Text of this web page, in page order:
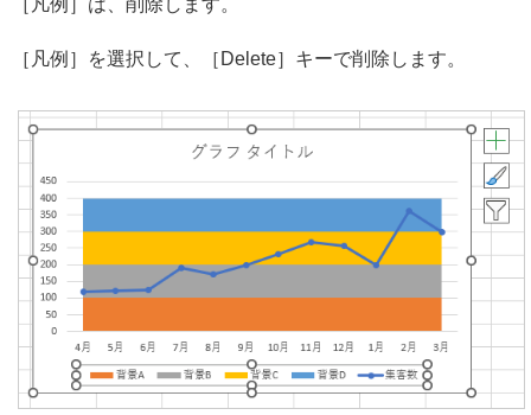
［凡例］は、削除します。
［凡例］を選択して、［Delete］キーで削除します。